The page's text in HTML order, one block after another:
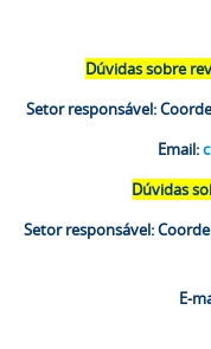
Dúvidas sobre
Setor responsável:
Email:
Dúvidas
Setor responsável:
E-